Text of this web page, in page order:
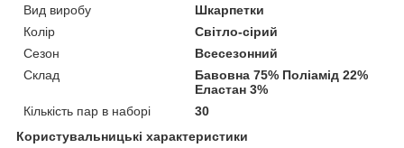
Вид виробу
Шкарпетки
Колір
Світло-сірий
Сезон
Всесезонний
Склад
Бавовна 75% Поліамід 22%
Еластан 3%
Кількість пар в наборі
30
Користувальницькі характеристики